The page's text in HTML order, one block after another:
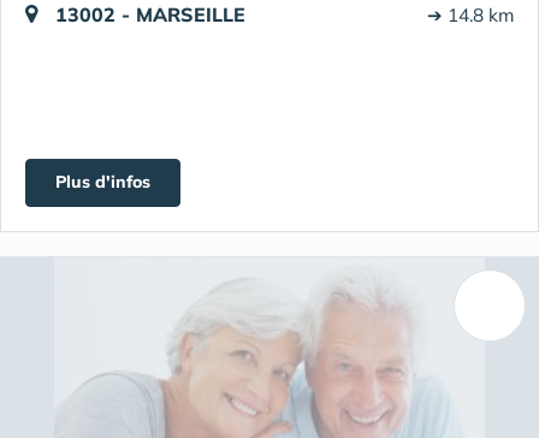
13002 - MARSEILLE ➔ 14.8 km
Plus d'infos